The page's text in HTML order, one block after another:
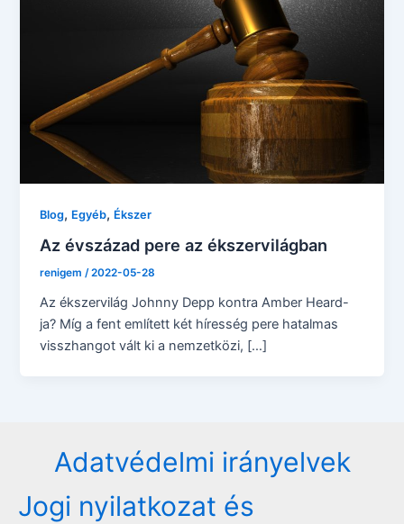
Blog, Egyéb, Ékszer
Az évszázad pere az ékszervilágban
renigem/2022-05-28
Az ékszervilág Johnny Depp kontra Amber Heard-
ja? Míg a fent említett két híresség pere hatalmas
visszhangot vált ki a nemzetközi, […]
Adatvédelmi irányelvek
Jogi nyilatkozat és